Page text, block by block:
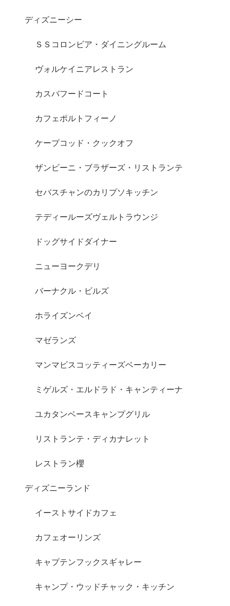
ディズニーシー
ＳＳコロンビア・ダイニングルーム
ヴォルケイニアレストラン
カスバフードコート
カフェポルトフィーノ
ケープコッド・クックオフ
ザンビーニ・ブラザーズ・リストランテ
セバスチャンのカリプソキッチン
テディールーズヴェルトラウンジ
ドッグサイドダイナー
ニューヨークデリ
バーナクル・ビルズ
ホライズンベイ
マゼランズ
マンマビスコッティーズベーカリー
ミゲルズ・エルドラド・キャンティーナ
ユカタンベースキャンプグリル
リストランテ・ディカナレット
レストラン櫻
ディズニーランド
イーストサイドカフェ
カフェオーリンズ
キャプテンフックスギャレー
キャンプ・ウッドチャック・キッチン